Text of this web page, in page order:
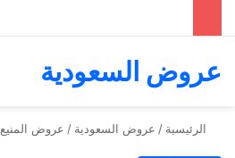
عروض السعودية
الرئيسية / عروض السعودية / عروض المنيع